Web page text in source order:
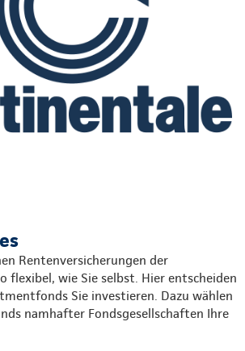
Rentenversicherungen der
flexibel, wie Sie selbst. Hier entscheiden
Sie investieren. Dazu wählen
namhafter Fondsgesellschaften Ihre